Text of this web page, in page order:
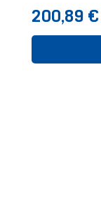
Conforme
300 M
Prix
200,89 €